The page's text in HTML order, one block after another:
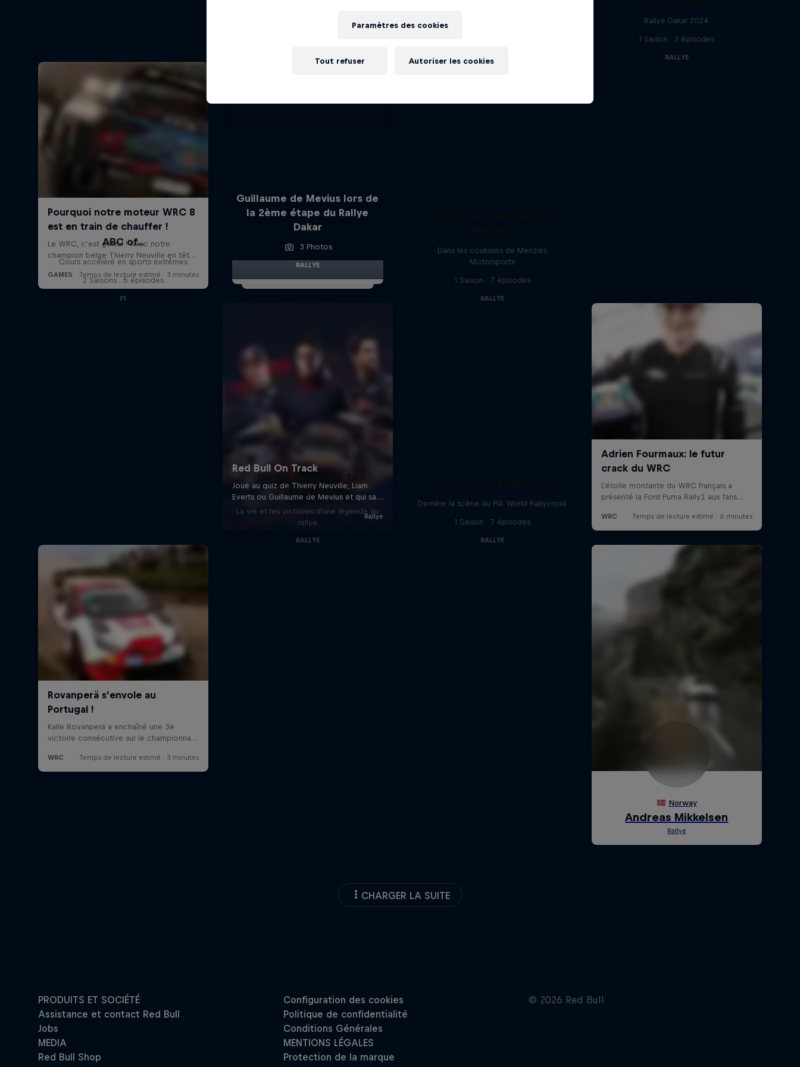
Guillaume de Mevius lors de
la 2ème étape du Rallye
Dakar
3 Photos
RALLYE
Mike Chen se lance un nouveau défi
WRC
Rallye Dakar 2024
1 Saison · 2 épisodes
RALLYE
ABC of...
Cours accéléré en sports extrêmes
2 Saisons · 5 épisodes
F1
Dans les coulisses de Menzies
Motorsports
1 Saison · 7 épisodes
RALLYE
Carlos Sainz: Live to
Compete
La vie et les victoires d'une légende du
rallye
RALLYE
Derrière la scène du FIA World Rallycross
1 Saison · 7 épisodes
RALLYE
CHARGER LA SUITE
Paramètres des cookies
Tout refuser Autoriser les cookies